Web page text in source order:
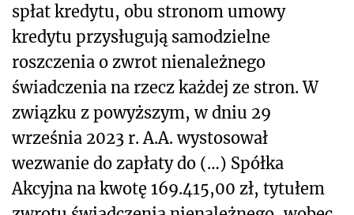
spłat kredytu, obu stronom umowy
kredytu przysługują samodzielne
roszczenia o zwrot nienależnego
świadczenia na rzecz każdej ze stron. W
związku z powyższym, w dniu 29
września 2023 r. A.A. wystosował
wezwanie do zapłaty do (…) Spółka
Akcyjna na kwotę 169.415,00 zł, tytułem